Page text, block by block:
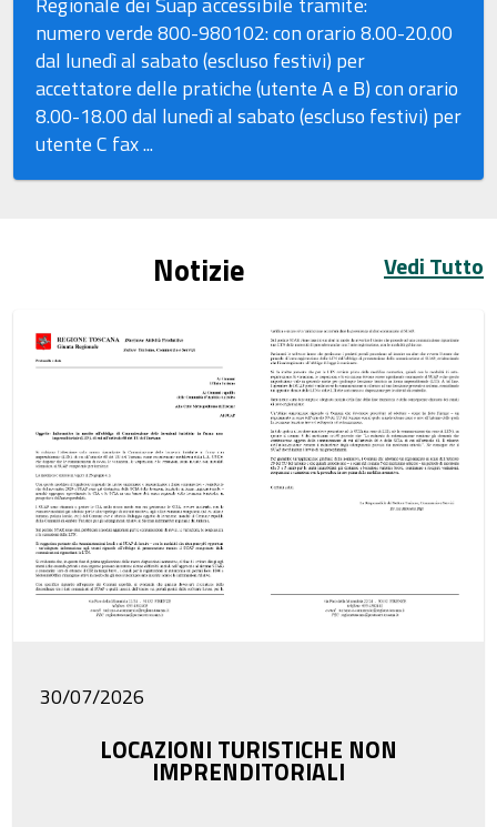
numero verde 800-980102: con orario 8.00-20.00
dal lunedì al sabato (escluso festivi) per
accettatore delle pratiche (utente A e B) con orario
8.00-18.00 dal lunedì al sabato (escluso festivi) per
utente C fax ...
Notizie Vedi Tutto
30/07/2026
LOCAZIONI TURISTICHE NON
IMPRENDITORIALI